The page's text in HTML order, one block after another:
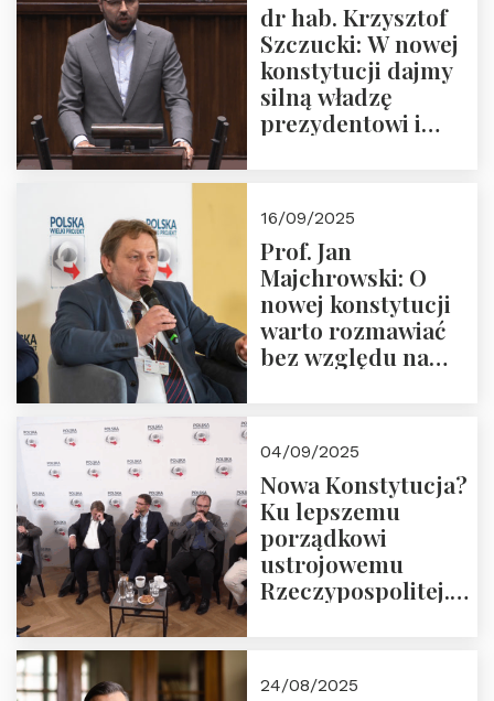
dr hab. Krzysztof
Szczucki: W nowej
konstytucji dajmy
silną władzę
prezydentowi i
16/09/2025
Prof. Jan
Majchrowski: O
nowej konstytucji
warto rozmawiać
bez względu na
04/09/2025
Nowa Konstytucja?
Ku lepszemu
porządkowi
ustrojowemu
Rzeczypospolitej.
24/08/2025